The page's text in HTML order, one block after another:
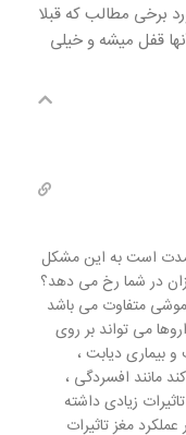
برخی مطالب که قبلا
قفل میشه و خیلی
شما دوست عزیز 1. چند مدت است به این مشکل
چه میزان در شما رخ می دهد؟
متفاوت می باشد
می تواند بر روی
و بیماری دیابت ،
مانند افسردگی ،
زیادی داشته
مغز تاثیرات